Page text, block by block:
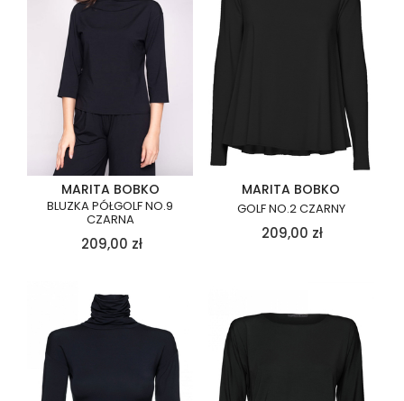
MARITA BOBKO
BLUZKA PÓŁGOLF NO.9
CZARNA
209,00 zł
MARITA BOBKO
GOLF NO.2 CZARNY
209,00 zł